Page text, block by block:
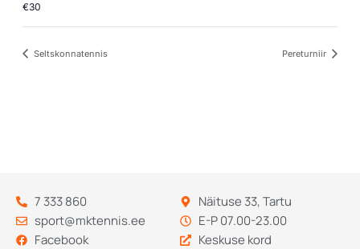
€30
Seltskonnatennis Pereturniir
7 333 860
sport@mktennis.ee
Facebook
Näituse 33, Tartu
E-P 07.00-23.00
Keskuse kord